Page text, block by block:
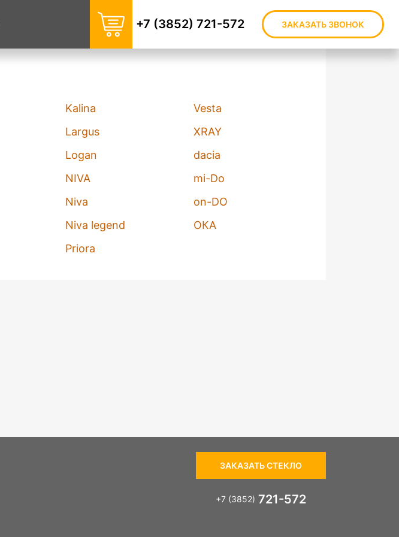
+7 (3852) 721-572 ЗАКАЗАТЬ ЗВОНОК
Kalina
Largus
Logan
NIVA
Niva
Niva legend
Priora
Vesta
XRAY
dacia
mi-Do
on-DO
ОКА
ЗАКАЗАТЬ СТЕКЛО
+7 (3852) 721-572